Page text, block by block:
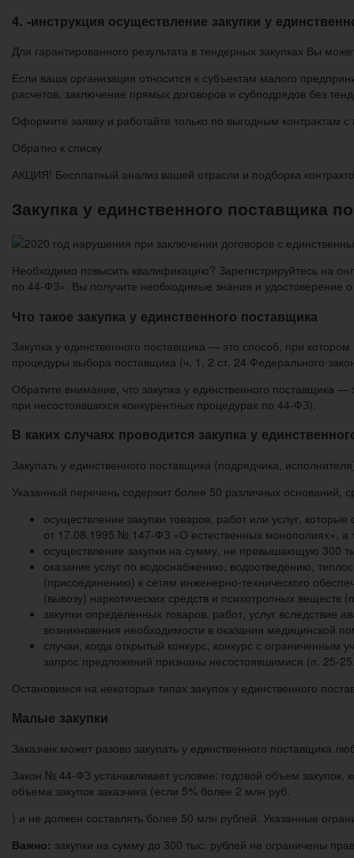
4. -инструкция осуществление закупки у
Для гарантированного результата в тендерных закупках Вы
Если ваша организация относится к субъектам малого
расчетов, заключение прямых договоров и субподрядов без
Оформите заявку и работайте только по выгодным контрактам
Обратно к списку
АКЦИЯ! Бесплатный анализ вашей отрасли и подборка
Закупка у единственного поставщика
Необходимо повысить квалификацию? Зарегистрируйтесь на
по 44-ФЗ». Вы получите необходимые знания и удостоверение
Что такое закупка у единственного поставщика
Закупка у единственного поставщика — это способ, при
процедуры выбора поставщика (ч. 1, 2 ст. 24 Федерального
Обратите внимание, что закупка у единственного поставщика
при несостоявшихся конкурентных процедурах по 44-ФЗ).
В каких случаях проводится закупка у
Закупать у единственного поставщика (подрядчика,
Указанный перечень содержит более 50 различных оснований,
осуществление закупки товаров, работ или услуг,
от 17.08.1995 № 147-ФЗ «О естественных монополиях», а
осуществление закупки на сумму, не превышающую 300
оказание услуг по водоснабжению, водоотведению,
(присоединению) к сетям инженерно-технического
(вывозу) наркотических средств и психотропных веществ
закупки определенных товаров, работ, услуг вследствие
возникновения необходимости в оказании медицинской
случаи, когда открытый конкурс, конкурс с ограниченным
запрос предложений признаны несостоявшимися (п. 25-
Остановимся на некоторых типах закупок у единственного
Малые закупки
Заказчик может разово закупать у единственного поставщика
Закон № 44-ФЗ устанавливает условие: годовой объем закупок,
объема закупок заказчика (если 5% более 2 млн руб.
) и не должен составлять более 50 млн рублей. Указанные
Важно: закупки на сумму до 300 тыс. рублей не ограничены